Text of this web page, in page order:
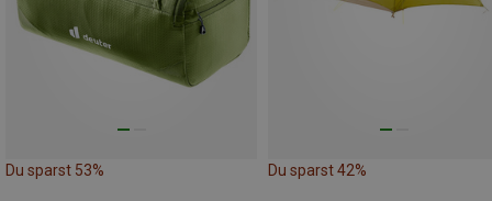
Du sparst 53% Du sparst 42%